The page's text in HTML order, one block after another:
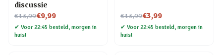
discussie
€13,99
Nu voor€9,99
✔ Voor 22:45 besteld, morgen in
huis!
€13,99
Nu voor€3,99
✔ Voor 22:45 besteld, morgen in
huis!